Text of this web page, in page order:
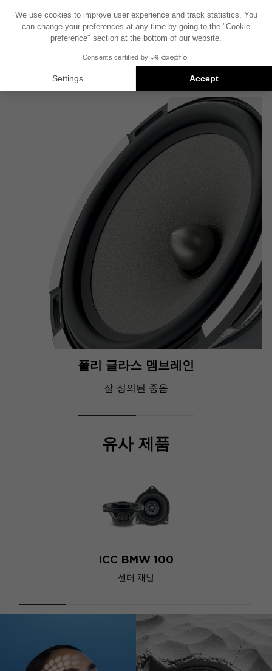
제품 사양서 기술 사양서 QUICK START
사용자 설명서 FOCAL INSIDE 카탈로그
기술
폴리 글라스 멤브레인
잘 정의된 중음
유사 제품
ICC BMW 100
센터 채널